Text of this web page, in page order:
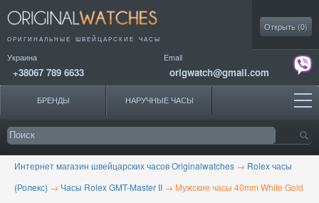
ОРИГИНАЛЬНЫЕ ШВЕЙЦАРСКИЕ ЧАСЫ
Украина
+38067 789 6633
Email
origwatch@gmail.com
Открыть (0)
БРЕНДЫ НАРУЧНЫЕ ЧАСЫ
Интернет магазин швейцарских часов Originalwatches → Rolex часы
(Ролекс) → Часы Rolex GMT-Master II → Мужские часы 40mm White Gold